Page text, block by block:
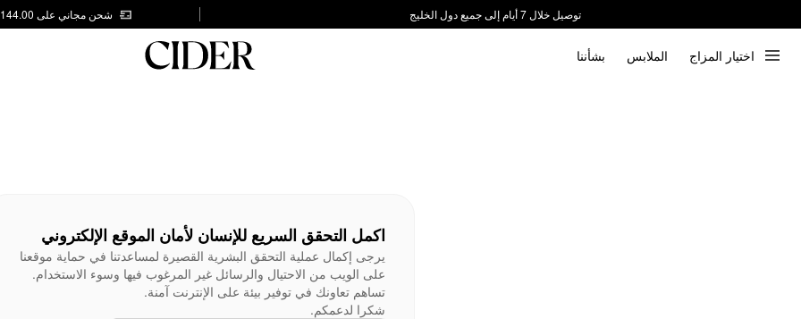
توصيل خلال 7 أيام إلى جميع دول الخليج
شحن مجاني على AED 144.00
اختيار المزاج الملابس بشأننا
اكمل التحقق السريع للإنسان لأمان الموقع الإلكتروني
يرجى إكمال عملية التحقق البشرية القصيرة لمساعدتنا في حماية موقعنا
على الويب من الاحتيال والرسائل غير المرغوب فيها وسوء الاستخدام.
تساهم تعاونك في توفير بيئة على الإنترنت آمنة.
شكرا لدعمكم.